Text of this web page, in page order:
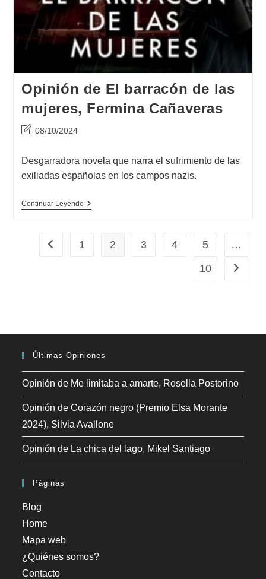
Opinión de El barracón de las
mujeres, Fermina Cañaveras
Última
la
entrada:
08/10/2024
Desgarradora novela que narra el sufrimiento de las
exiliadas españolas en los campos nazis.
Continuar LeyendoOpinión
Las
Ir a la página anterior
1 2 3 4 5
…
10
Ir a la
Últimas Opiniones
Opinión de Me limitaba a amarte, Rosella Postorino
Opinión de Corazón negro (Premio Elsa Morante
2024), Silvia Avallone
Opinión de La chica del lago, Mikel Santiago
Páginas
Blog
Home
Mapa web
¿Quiénes somos?
Contacto